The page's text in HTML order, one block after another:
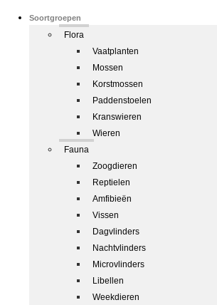
Soortgroepen
Flora
Vaatplanten
Mossen
Korstmossen
Paddenstoelen
Kranswieren
Wieren
Fauna
Zoogdieren
Reptielen
Amfibieën
Vissen
Dagvlinders
Nachtvlinders
Microvlinders
Libellen
Weekdieren